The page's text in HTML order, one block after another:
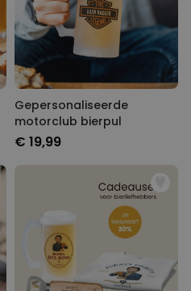
Gepersonaliseerde
motorclub bierpul
€ 19,99